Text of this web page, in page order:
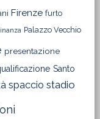
Firenze furto
Palazzo Vecchio
presentazione
Santo
spaccio stadio